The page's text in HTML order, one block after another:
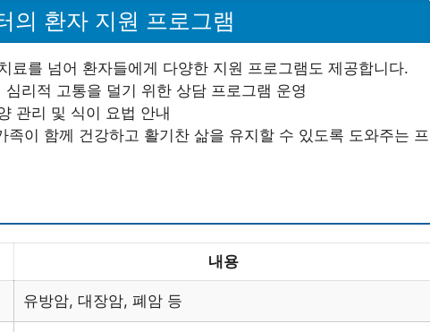
의 환자 지원 프로그램
료를 넘어 환자들에게 다양한 지원 프로그램도 제공합니다.
심리적 고통을 덜기 위한 상담 프로그램 운영
관리 및 식이 요법 안내
족이 함께 건강하고 활기찬 삶을 유지할 수 있도록 도와주는 프
내용
유방암, 대장암, 폐암 등